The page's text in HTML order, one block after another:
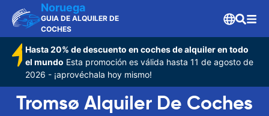
Noruega
GUIA DE ALQUILER DE
COCHES
Hasta 20% de descuento en coches de alquiler en todo
el mundo Esta promoción es válida hasta 11 de agosto de
2026 - ¡aprovéchala hoy mismo!
Tromsø Alquiler De Coches